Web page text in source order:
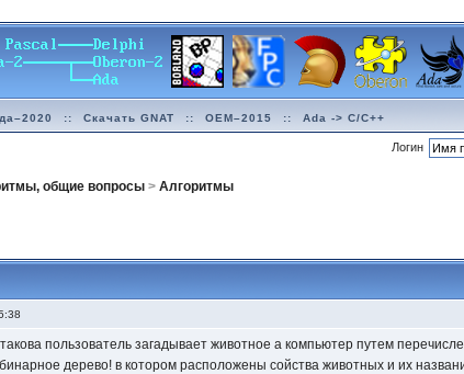
:: Скачать GNAT :: OEM–2015 :: Ada -> C/C++
Логин
общие вопросы >Алгоритмы
такова пользователь загадывает животное а компьютер путем
дерево! в котором расположены сойства животных и их